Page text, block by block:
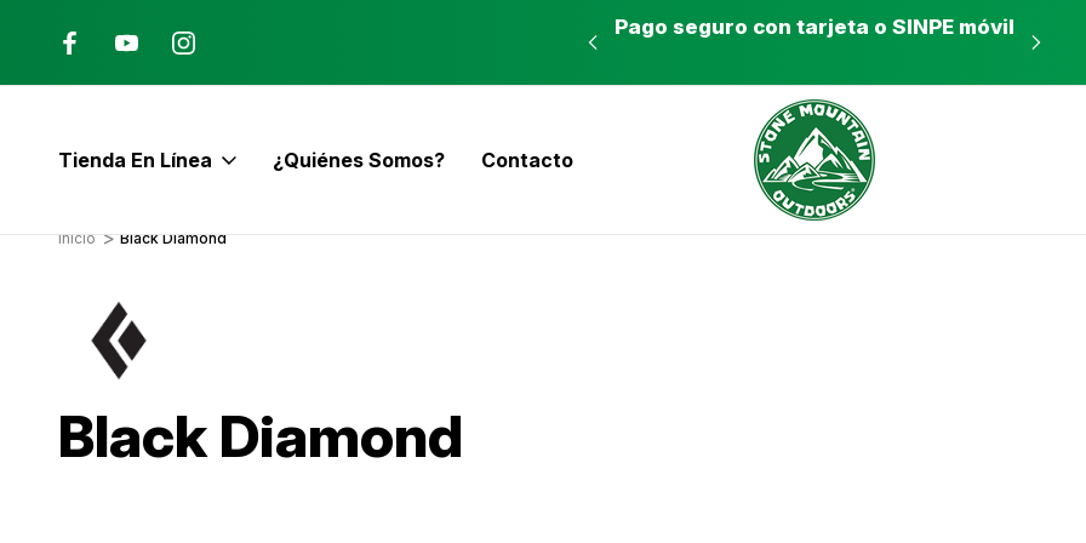
Costa Rica
ENVÍO GRATIS con pedidos mayores a
Pago seguro con tarjeta o SINPE móvil
Tienda En Línea ¿Quiénes Somos? Contacto
Envíos a todo el país con Correos de Costa
Inicio Black Diamond
Black Diamond